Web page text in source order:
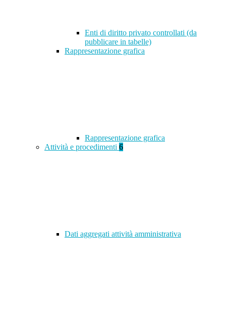
Enti di diritto privato controllati (da
pubblicare in tabelle)
Rappresentazione grafica
Rappresentazione grafica
Attività e procedimenti 6
Dati aggregati attività amministrativa